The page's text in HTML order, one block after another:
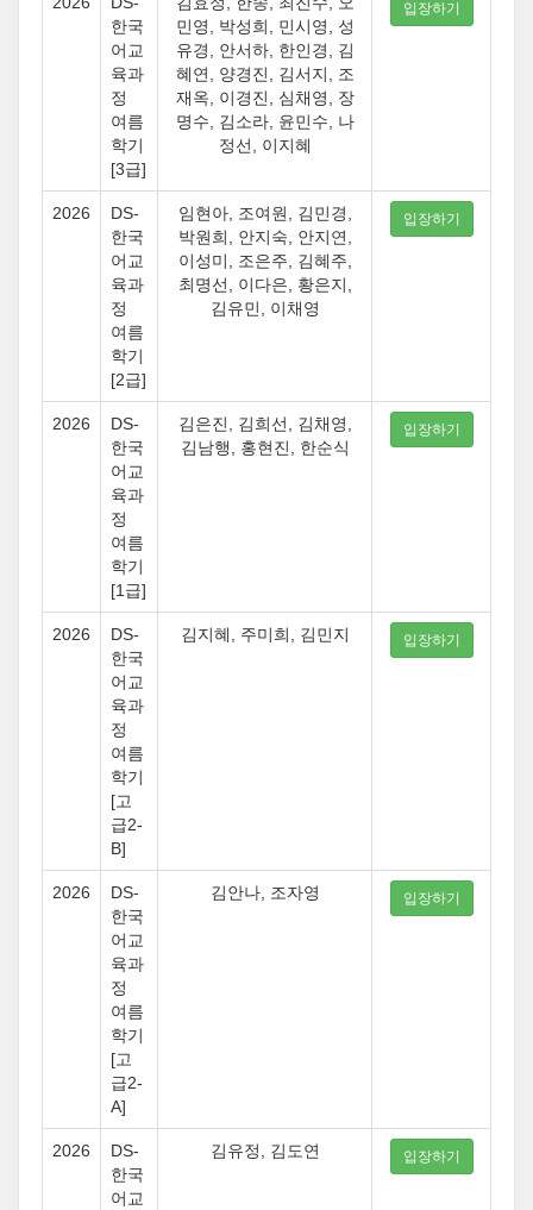
한국
어교
육과
정
여름
학기
[3급]
민영, 박성희, 민시영, 성
유경, 안서하, 한인경, 김
혜연, 양경진, 김서지, 조
재옥, 이경진, 심채영, 장
명수, 김소라, 윤민수, 나
정선, 이지혜
입장하기
2026
DS-
한국
어교
육과
정
여름
학기
[2급]
임현아, 조여원, 김민경,
박원희, 안지숙, 안지연,
이성미, 조은주, 김혜주,
최명선, 이다은, 황은지,
김유민, 이채영
입장하기
2026
DS-
한국
어교
육과
정
여름
학기
[1급]
김은진, 김희선, 김채영,
김남행, 홍현진, 한순식
입장하기
2026
DS-
한국
어교
육과
정
여름
학기
[고
급2-
B]
김지혜, 주미희, 김민지 입장하기
2026
DS-
한국
어교
육과
정
여름
학기
[고
급2-
A]
김안나, 조자영 입장하기
2026
DS-
한국
어교
김유정, 김도연 입장하기